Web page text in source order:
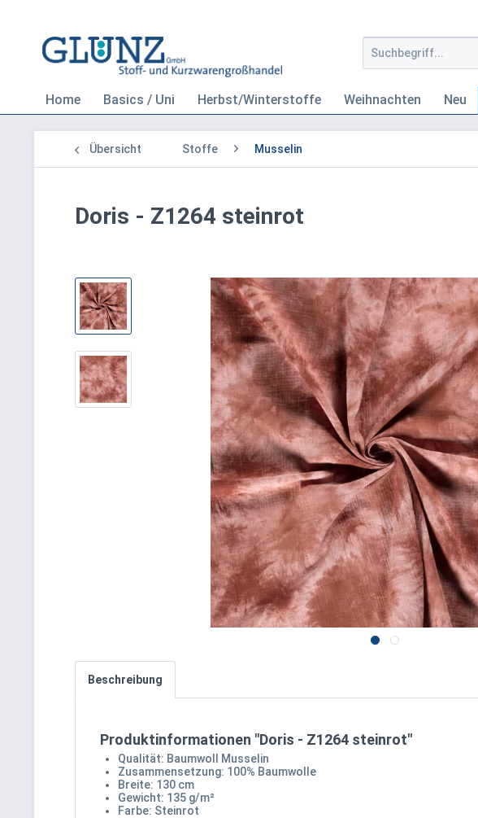
Home Basics / Uni Herbst/Winterstoffe Weihnachten Neu
Übersicht Stoffe Musselin
Doris - Z1264 steinrot
Beschreibung
Produktinformationen "Doris - Z1264 steinrot"
Qualität: Baumwoll Musselin
Zusammensetzung: 100% Baumwolle
Breite: 130 cm
Gewicht: 135 g/m²
Farbe: Steinrot